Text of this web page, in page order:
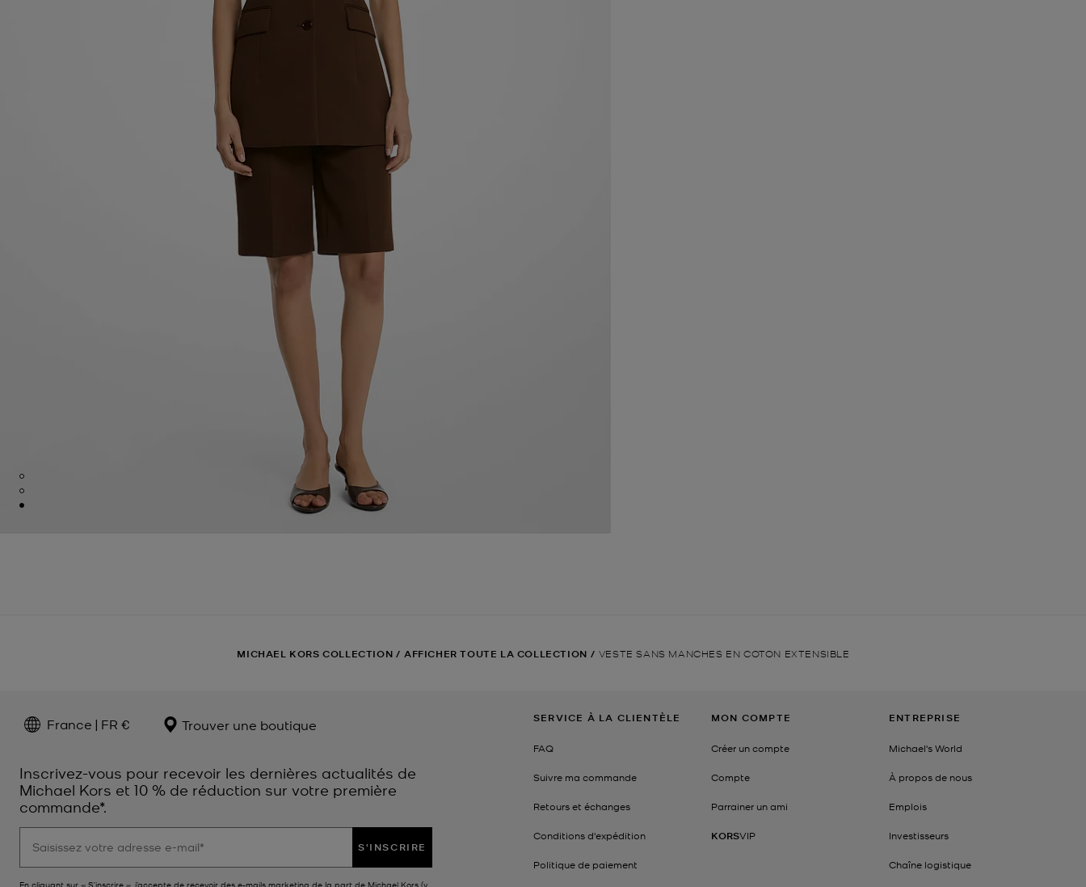
MICHAEL KORS COLLECTION / AFFICHER TOUTE LA COLLECTION / VESTE SANS MANCHES EN COTON EXTENSIBLE
France | FR € Trouver une boutique
Inscrivez-vous pour recevoir les dernières actualités de
Michael Kors et 10 % de réduction sur votre première
commande*.
S'INSCRIRE
En cliquant sur « S’inscrire », j’accepte de recevoir des e-mails marketing de la part de Michael Kors (y
SERVICE À LA CLIENTÈLE
FAQ
Suivre ma commande
Retours et échanges
Conditions d'expédition
Politique de paiement
MON COMPTE
Créer un compte
Compte
Parrainer un ami
KORSVIP
ENTREPRISE
Michael's World
À propos de nous
Emplois
Investisseurs
Chaîne logistique